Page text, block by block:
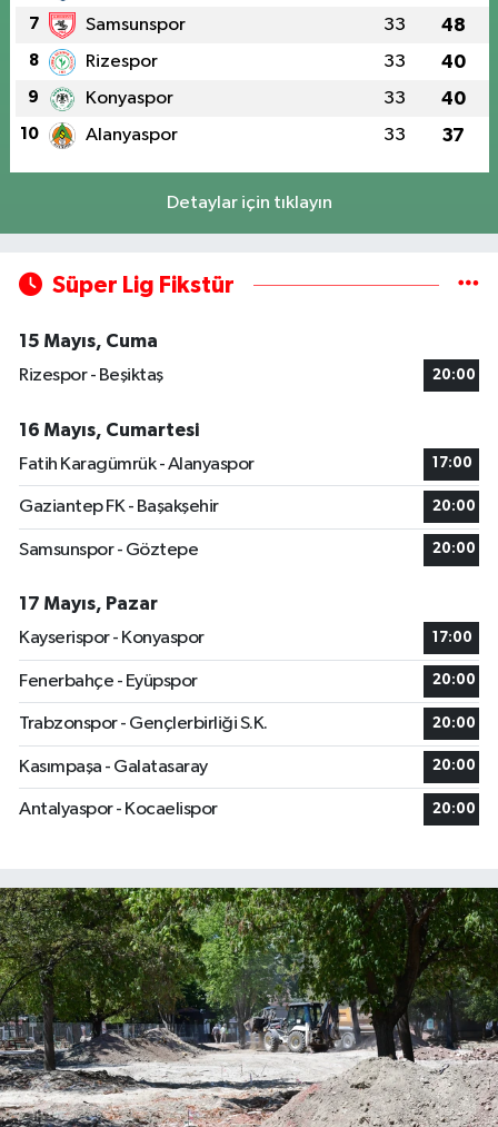
7 Samsunspor 33 48
8 Rizespor 33 40
9 Konyaspor 33 40
10 Alanyaspor 33 37
Detaylar için tıklayın
Süper Lig Fikstür
15 Mayıs, Cuma
Rizespor - Beşiktaş
20:00
16 Mayıs, Cumartesi
Fatih Karagümrük - Alanyaspor
17:00
Gaziantep FK - Başakşehir 20:00
Samsunspor - Göztepe 20:00
17 Mayıs, Pazar
Kayserispor - Konyaspor
17:00
Fenerbahçe - Eyüpspor 20:00
Trabzonspor - Gençlerbirliği S.K. 20:00
Kasımpaşa - Galatasaray 20:00
Antalyaspor - Kocaelispor 20:00